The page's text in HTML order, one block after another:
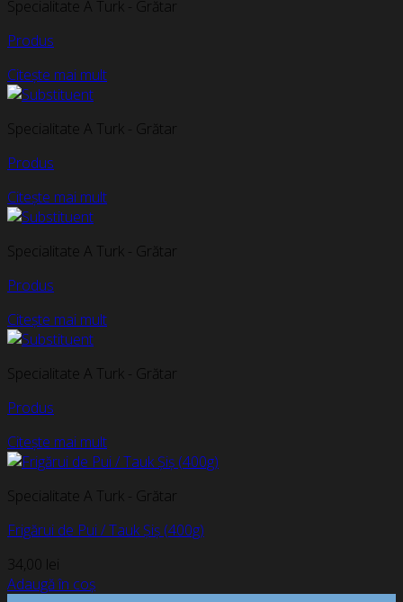
Specialitate A Turk - Grătar
Produs
Citește mai mult
Specialitate A Turk - Grătar
Produs
Citește mai mult
Specialitate A Turk - Grătar
Produs
Citește mai mult
Specialitate A Turk - Grătar
Produs
Citește mai mult
Specialitate A Turk - Grătar
Frigărui de Pui / Tauk Șiș (400g)
34,00 lei
Adaugă în coș